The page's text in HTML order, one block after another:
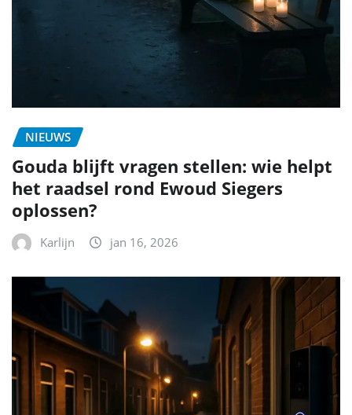
NIEUWS
Gouda blijft vragen stellen: wie helpt
het raadsel rond Ewoud Siegers
oplossen?
Karlijn jan 16, 2026